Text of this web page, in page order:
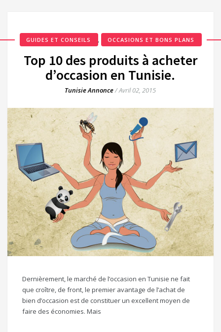
GUIDES ET CONSEILS , OCCASIONS ET BONS PLANS
Top 10 des produits à acheter
d’occasion en Tunisie.
Tunisie Annonce/Avril 02, 2015
Dernièrement, le marché de l’occasion en Tunisie ne fait
que croître, de front, le premier avantage de l’achat de
bien d’occasion est de constituer un excellent moyen de
faire des économies. Mais